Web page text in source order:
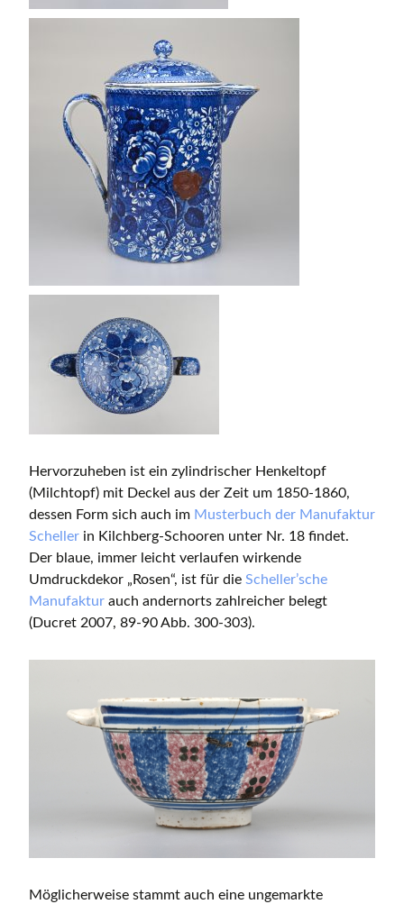
Hervorzuheben ist ein zylindrischer Henkeltopf
(Milchtopf) mit Deckel aus der Zeit um 1850-1860,
dessen Form sich auch im Musterbuch der Manufaktur
Scheller in Kilchberg-Schooren unter Nr. 18 findet.
Der blaue, immer leicht verlaufen wirkende
Umdruckdekor „Rosen“, ist für die Scheller’sche
Manufaktur auch andernorts zahlreicher belegt
(Ducret 2007, 89-90 Abb. 300-303).
Möglicherweise stammt auch eine ungemarkte